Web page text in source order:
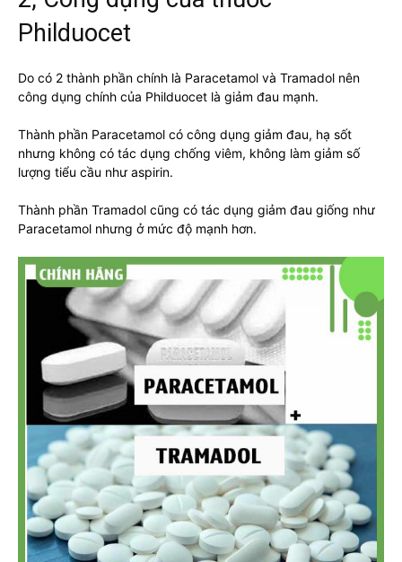
Philduocet
Do có 2 thành phần chính là Paracetamol và Tramadol nên
công dụng chính của Philduocet là giảm đau mạnh.
Thành phần Paracetamol có công dụng giảm đau, hạ sốt
nhưng không có tác dụng chống viêm, không làm giảm số
lượng tiểu cầu như aspirin.
Thành phần Tramadol cũng có tác dụng giảm đau giống như
Paracetamol nhưng ở mức độ mạnh hơn.